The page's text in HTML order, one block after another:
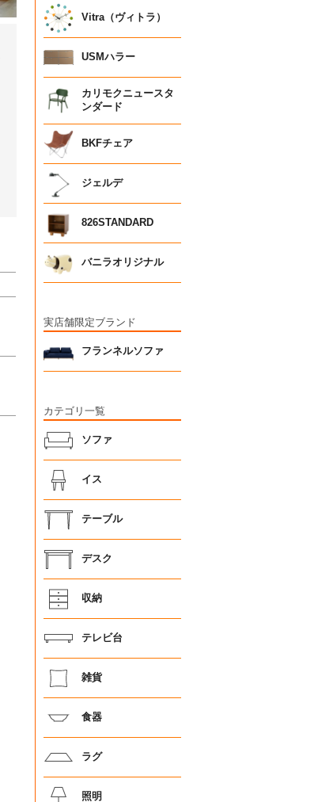
Vitra（ヴィトラ）
USMハラー
カリモクニュースタ
ンダード
BKFチェア
ジェルデ
826STANDARD
バニラオリジナル
実店舗限定ブランド
フランネルソファ
カテゴリ一覧
ソファ
イス
テーブル
デスク
収納
テレビ台
雑貨
食器
ラグ
照明